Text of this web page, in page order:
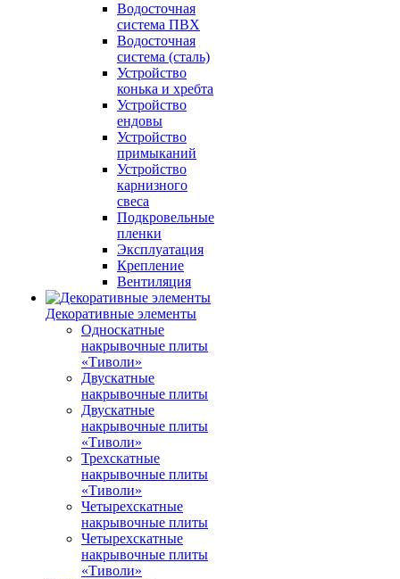
Водосточная
система ПВХ
Водосточная
система (сталь)
Устройство
конька и хребта
Устройство
ендовы
Устройство
примыканий
Устройство
карнизного
свеса
Подкровельные
пленки
Эксплуатация
Крепление
Вентиляция
Декоративные элементы
Односкатные
накрывочные плиты
«Тиволи»
Двускатные
накрывочные плиты
Двускатные
накрывочные плиты
«Тиволи»
Трехскатные
накрывочные плиты
«Тиволи»
Четырехскатные
накрывочные плиты
Четырехскатные
накрывочные плиты
«Тиволи»